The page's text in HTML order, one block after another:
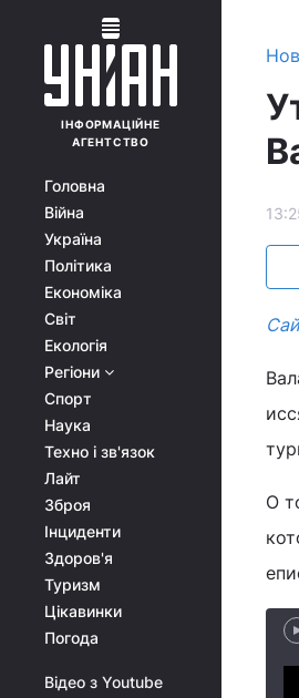
ІНФОРМАЦІЙНЕ
АГЕНТСТВО
Головна
Війна
Україна
Політика
Економіка
Світ
Екологія
Регіони
Спорт
Наука
Техно і зв'язок
Лайт
Зброя
Інциденти
Здоров'я
Туризм
Цікавинки
Погода
Відео з Youtube
О